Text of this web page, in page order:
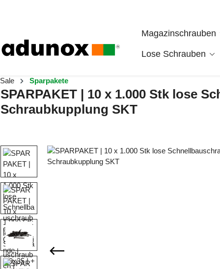
Magazinschrauben
Lose Schrauben
Sale Sparpakete
SPARPAKET | 10 x 1.000 Stk lose
Schraubkupplung SKT
Bildergalerie überspringen